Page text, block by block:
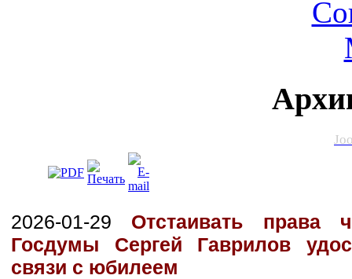
2026-01-29 Отстаивать права
Госдумы Сергей Гаврилов
связи с юбилеем